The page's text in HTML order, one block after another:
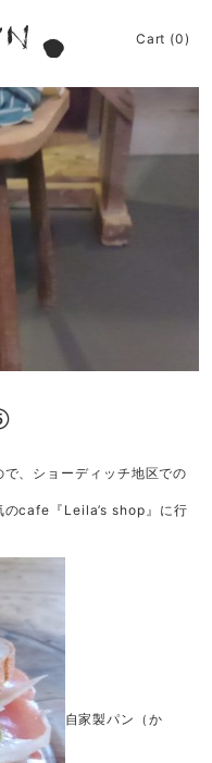
BROWN.
Cart (0)
で、ショーディッチ地区での
のcafe『Leila’s shop』に行
自家製パン（か